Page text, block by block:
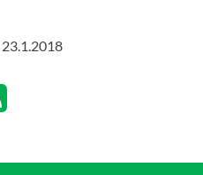
23.1.2018